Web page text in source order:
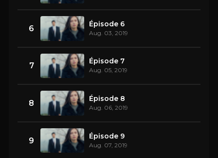
6 Épisode 6
Aug. 03, 2019
7 Épisode 7
Aug. 05, 2019
8 Épisode 8
Aug. 06, 2019
9 Épisode 9
Aug. 07, 2019